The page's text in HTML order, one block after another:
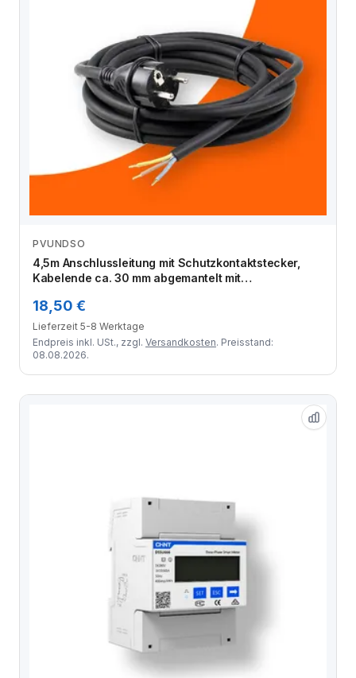
PVUNDSO
4,5m Anschlussleitung mit Schutzkontaktstecker,
Kabelende ca. 30 mm abgemantelt mit
18,50 €
Lieferzeit 5-8 Werktage
Endpreis inkl. USt., zzgl. Versandkosten. Preisstand:
08.08.2026.